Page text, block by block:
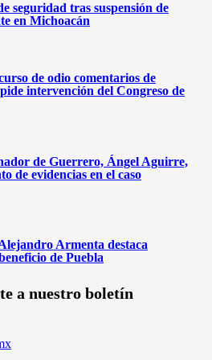
seguridad tras suspensión de
en Michoacán
de odio comentarios de
intervención del Congreso de
de Guerrero, Ángel Aguirre,
de evidencias en el caso
Armenta destaca
de Puebla
a nuestro boletín